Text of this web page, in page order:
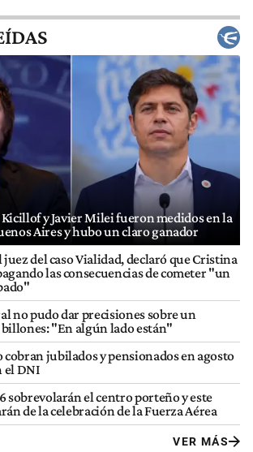
y Javier Milei fueron medidos en la
Aires y hubo un claro ganador
juez del caso Vialidad, declaró que Cristina
las consecuencias de cometer "un
no pudo dar precisiones sobre un
billones: "En algún lado están"
cobran jubilados y pensionados en agosto
el DNI
sobrevolarán el centro porteño y este
de la celebración de la Fuerza Aérea
VER MÁS